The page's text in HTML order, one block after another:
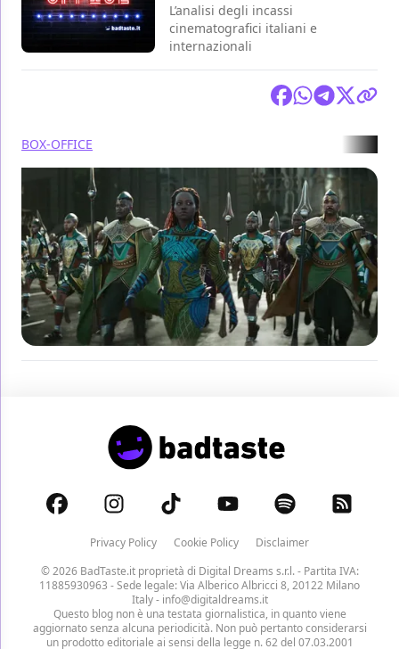
L’analisi degli incassi
cinematografici italiani e
internazionali
BOX-OFFICE
Privacy Policy Cookie Policy
Disclaimer
© 2026 BadTaste.it proprietà di Digital Dreams s.r.l.- Partita IVA:
11885930963 - Sede legale: Via Alberico Albricci 8, 20122 Milano
Italy - info@digitaldreams.it
Questo blog non è una testata giornalistica, in quanto viene
aggiornato senza alcuna periodicità. Non può pertanto considerarsi
un prodotto editoriale ai sensi della legge n. 62 del 07.03.2001